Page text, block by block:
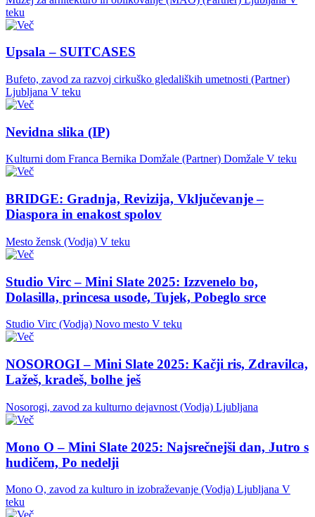
teku
Upsala – SUITCASES
Bufeto, zavod za razvoj cirkuško gledaliških umetnosti (Partner)
Ljubljana V teku
Nevidna slika (IP)
Kulturni dom Franca Bernika Domžale (Partner) Domžale V teku
BRIDGE: Gradnja, Revizija, Vključevanje –
Diaspora in enakost spolov
Mesto žensk (Vodja) V teku
Studio Virc – Mini Slate 2025: Izzvenelo bo,
Dolasilla, princesa usode, Tujek, Pobeglo srce
Studio Virc (Vodja) Novo mesto V teku
NOSOROGI – Mini Slate 2025: Kačji ris, Zdravilca,
Lažeš, kradeš, bolhe ješ
Nosorogi, zavod za kulturno dejavnost (Vodja) Ljubljana
Mono O – Mini Slate 2025: Najsrečnejši dan, Jutro s
hudičem, Po nedelji
Mono O, zavod za kulturo in izobraževanje (Vodja) Ljubljana V
teku